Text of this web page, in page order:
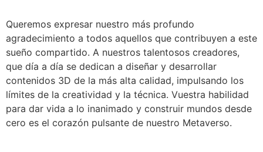
Queremos expresar nuestro más profundo
agradecimiento a todos aquellos que contribuyen a este
sueño compartido. A nuestros talentosos creadores,
que día a día se dedican a diseñar y desarrollar
contenidos 3D de la más alta calidad, impulsando los
límites de la creatividad y la técnica. Vuestra habilidad
para dar vida a lo inanimado y construir mundos desde
cero es el corazón pulsante de nuestro Metaverso.